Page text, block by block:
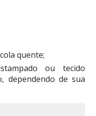
quente;
ou tecido
dependendo de sua